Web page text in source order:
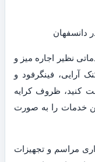
دانسفهان
نظیر اجاره میز و
آرایی، فینگرفود و
کنید، ظروف کرایه
خدمات را به صورت
مراسم و تجهیزات